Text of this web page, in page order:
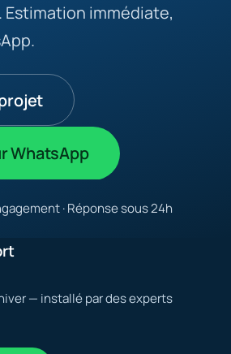
Estimation immédiate,
WhatsApp
· Réponse sous 24h
— installé par des experts